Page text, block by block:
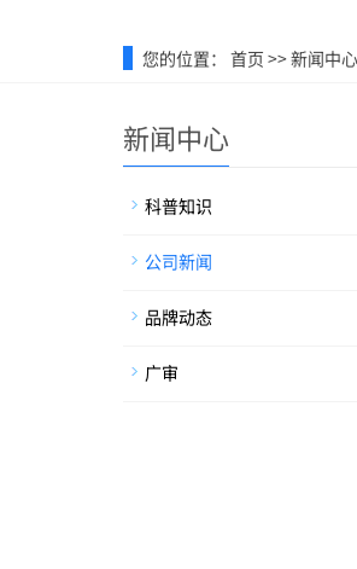
您的位置： 首页 >>新闻中心
新闻中心
科普知识
公司新闻
品牌动态
广审